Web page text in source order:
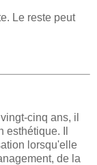
Le reste peut
cinq ans, il
Il
lorsqu'elle
de la